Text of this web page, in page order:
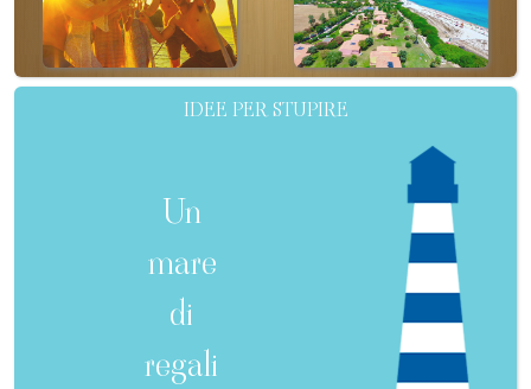
IDEE PER STUPIRE
Un
mare
di
regali